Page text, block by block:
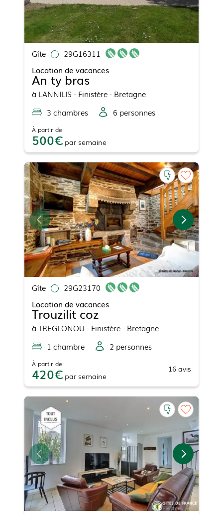
Gîte
29G16311
Location de vacances
An ty bras
à LANNILIS - Finistère - Bretagne
3 chambres 6 personnes
À partir de
500 par semaine
Gîte
29G23170
Location de vacances
Trouzilit coz
à TREGLONOU - Finistère - Bretagne
1 chambre 2 personnes
À partir de
420 par semaine
16 avis